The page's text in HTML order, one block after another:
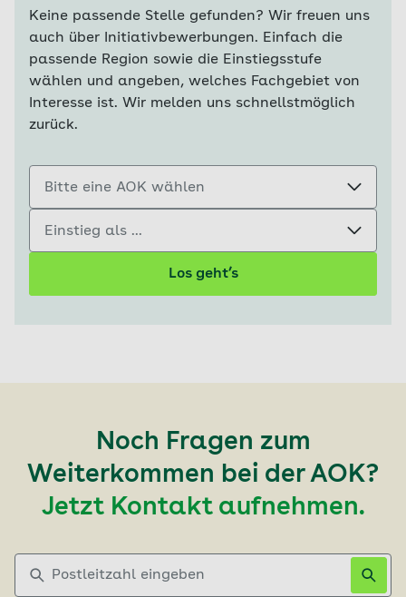
Keine passende Stelle gefunden? Wir freuen uns
auch über Initiativbewerbungen. Einfach die
passende Region sowie die Einstiegsstufe
wählen und angeben, welches Fachgebiet von
Interesse ist. Wir melden uns schnellstmöglich
zurück.
Los geht’s
Noch Fragen zum
Weiterkommen bei der AOK?
Jetzt Kontakt aufnehmen.